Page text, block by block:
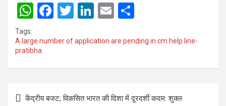
W
at
s
A
p
F
ce
o
o
T
tt
Li
ke
n
E
ail ar
Tags:
A large number of application are pending in cm help line-
pratibha
Post
केंद्रीय बजट; विकसित भारत की दिशा में दूरदर्शी कदम: शुक्ल